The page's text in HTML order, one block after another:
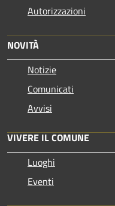
Autorizzazioni
NOVITÀ
Notizie
Comunicati
Avvisi
VIVERE IL COMUNE
Luoghi
Eventi